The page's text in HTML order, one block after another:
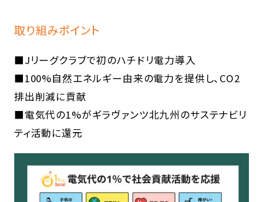
取り組みポイント
■Jリーグクラブで初のハチドリ電力導入
■100%自然エネルギー由来の電力を提供し、CO2
排出削減に貢献
■電気代の1%がギラヴァンツ北九州のサステナビリ
ティ活動に還元